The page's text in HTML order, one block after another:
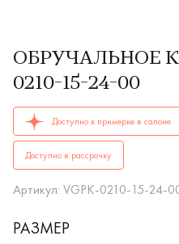
ОБРУЧАЛЬНОЕ
0210-15-24-00
ОБРУЧАЛЬНЫЕДоступно к примерке в салоне
Доступно в рассрочку
Артикул: VGPK-0210-15-24-
РАЗМЕР